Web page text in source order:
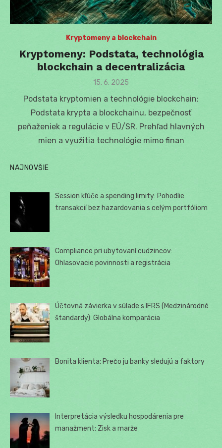
Kryptomeny a blockchain
Kryptomeny: Podstata, technológia
blockchain a decentralizácia
Posted
15. 6. 2025
Podstata kryptomien a technológie blockchain:
Podstata krypta a blockchainu, bezpečnosť
peňaženiek a regulácie v EÚ/SR. Prehľad hlavných
mien a využitia technológie mimo finan
NAJNOVŠIE
Session kľúče a spending limity: Pohodlie
transakcií bez hazardovania s celým portfóliom
Compliance pri ubytovaní cudzincov:
Ohlasovacie povinnosti a registrácia
Účtovná závierka v súlade s IFRS (Medzinárodné
štandardy): Globálna komparácia
Bonita klienta: Prečo ju banky sledujú a faktory
Interpretácia výsledku hospodárenia pre
manažment: Zisk a marže